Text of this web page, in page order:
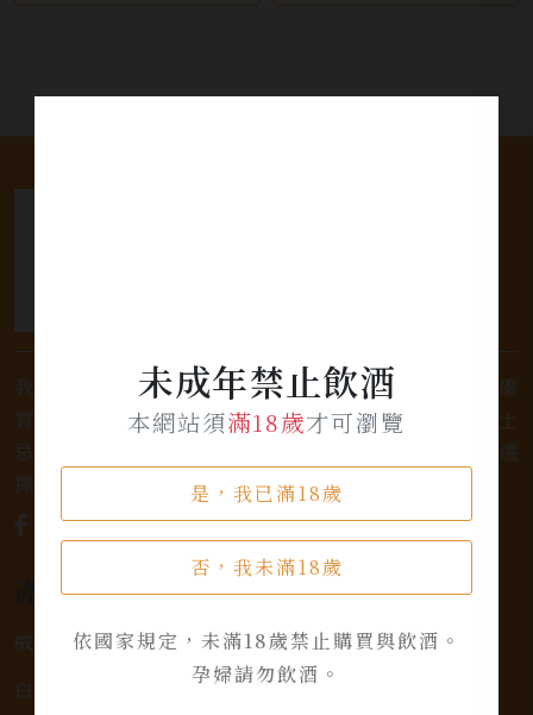
未成年禁止飲酒
本網站須滿18歲才可瀏覽
是，我已滿18歲
否，我未滿18歲
依國家規定，未滿18歲禁止購買與飲酒。
孕婦請勿飲酒。
我們是專業銷售威士忌及各式酒類的店家，為您提供優
質的選擇和卓越的服務。不論您是熱愛品味經典的威士
忌，或者尋求一款特殊的葡萄酒，我們都有廣泛的選
擇，滿足您的個人口味和喜好。
產品類別
威士忌
白蘭地